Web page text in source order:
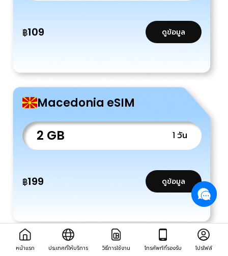
฿109 ดูข้อมูล
Macedonia eSIM
2 GB 1 วัน
฿199 ดูข้อมูล
Macedonia eSIM
หน้าแรก ประเทศที่ให้บริการ วิธีการใช้งาน โทรศัพท์ที่รองรับ โปรไฟล์